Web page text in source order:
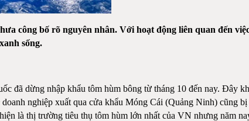
công bố rõ nguyên nhân. Với hoạt động liên quan đến
sống.
đã dừng nhập khẩu tôm hùm bông từ tháng 10 đến nay. Đây
nghiệp xuất qua cửa khẩu Móng Cái (Quảng Ninh) cũng
là thị trường tiêu thụ tôm hùm lớn nhất của VN nhưng năm